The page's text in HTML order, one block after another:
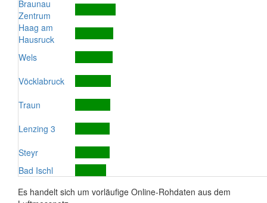
Braunau
Zentrum
Haag am
Hausruck
Wels
Vöcklabruck
Traun
Lenzing 3
Steyr
Bad Ischl
Es handelt sich um vorläufige Online-Rohdaten aus dem